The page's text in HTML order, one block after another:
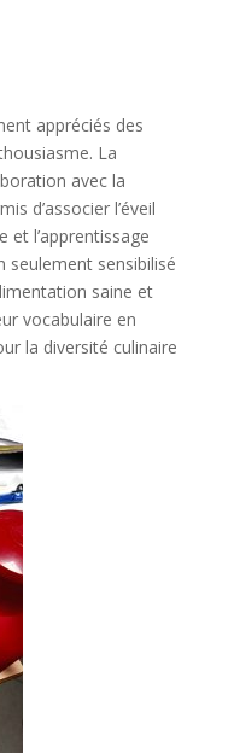
appréciés des
La
avec la
d’associer l’éveil
et l’apprentissage
seulement sensibilisé
saine et
vocabulaire en
la diversité culinaire